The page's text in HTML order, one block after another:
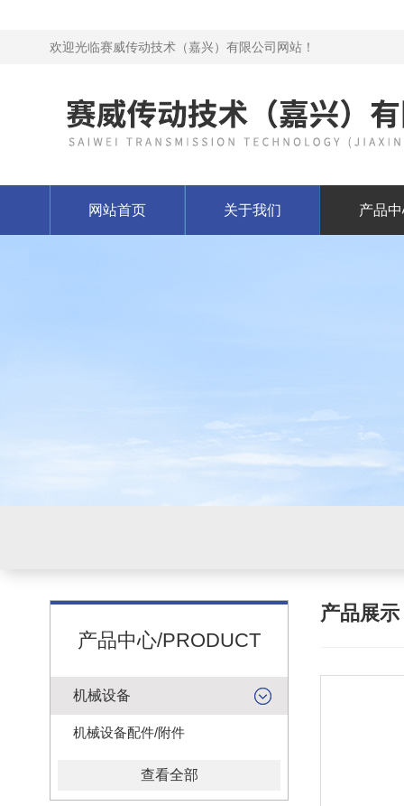
欢迎光临赛威传动技术（嘉兴）有限公司网站！
网站首页 关于我们 产品
产品中心/PRODUCT
机械设备
机械设备配件/附件
查看全部
产品展示